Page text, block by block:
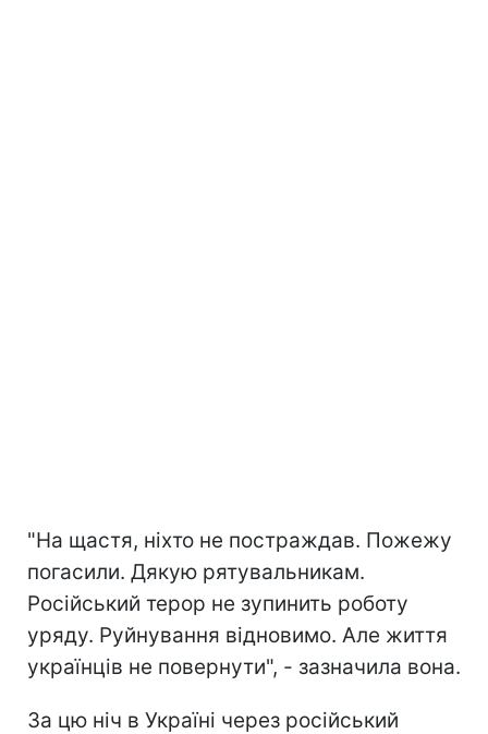
"На щастя, ніхто не постраждав. Пожежу
погасили. Дякую рятувальникам.
Російський терор не зупинить роботу
уряду. Руйнування відновимо. Але життя
українців не повернути", - зазначила вона.
За цю ніч в Україні через російський